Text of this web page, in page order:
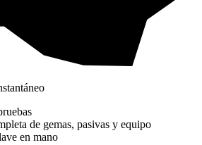
de gemas, pasivas y equipo
en mano